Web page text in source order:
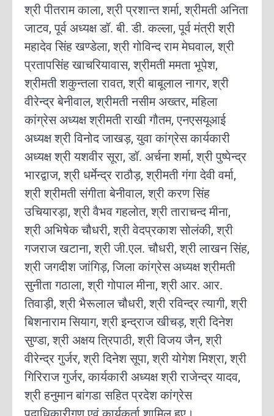
श्री पीतराम काला, श्री प्रशान्त शर्मा, श्रीमती अनिता
जाटव, पूर्व अध्यक्ष डॉ. बी. डी. कल्ला, पूर्व मंत्री श्री
महादेव सिंह खण्डेला, श्री गोविन्द राम मेघवाल, श्री
प्रतापसिंह खाचरियावास, श्रीमती ममता भूपेश,
श्रीमती शकुन्तला रावत, श्री बाबूलाल नागर, श्री
वीरेन्द्र बेनीवाल, श्रीमती नसीम अख्तर, महिला
कांग्रेस अध्यक्ष श्रीमती राखी गौतम, एनएसयूआई
अध्यक्ष श्री विनोद जाखड़, युवा कांग्रेस कार्यकारी
अध्यक्ष श्री यशवीर सूरा, डॉ. अर्चना शर्मा, श्री पुष्पेन्द्र
भारद्वाज, श्री धर्मेन्द्र राठौड़, श्रीमती गंगा देवी वर्मा,
श्री श्रीमती संगीता बेनीवाल, श्री करण सिंह
उचियारड़ा, श्री वैभव गहलोत, श्री ताराचन्द मीना,
श्री अभिषेक चौधरी, श्री वेदप्रकाश सोलंकी, श्री
गजराज खटाना, श्री जी.एल. चौधरी, श्री लाखन सिंह,
श्री जगदीश जांगिड़, जिला कांग्रेस अध्यक्ष श्रीमती
सुनीता गठाला, श्री गोपाल मीना, श्री आर. आर.
तिवाड़ी, श्री भैरूलाल चौधरी, श्री रविन्द्र त्यागी, श्री
बिशनाराम सियाग, श्री इन्द्राज खीचड़, श्री दिनेश
सुण्डा, श्री अक्षय त्रिपाठी, श्री विजय जैन, श्री
वीरेन्द्र गुर्जर, श्री दिनेश सूपा, श्री योगेश मिश्रा, श्री
गिरिराज गुर्जर, कार्यकारी अध्यक्ष श्री राजेन्द्र यादव,
श्री हनुमान बांगडा सहित प्रदेश कांग्रेस